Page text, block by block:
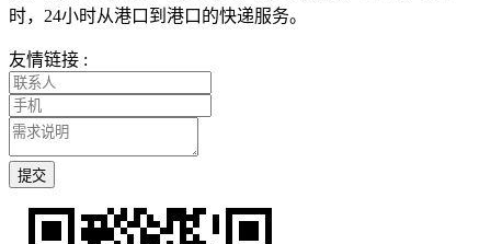
时，24小时从港口到港口的快递服务。
友情链接 :
提交